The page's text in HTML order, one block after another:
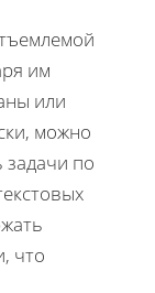
им
или
можно
задачи по
что